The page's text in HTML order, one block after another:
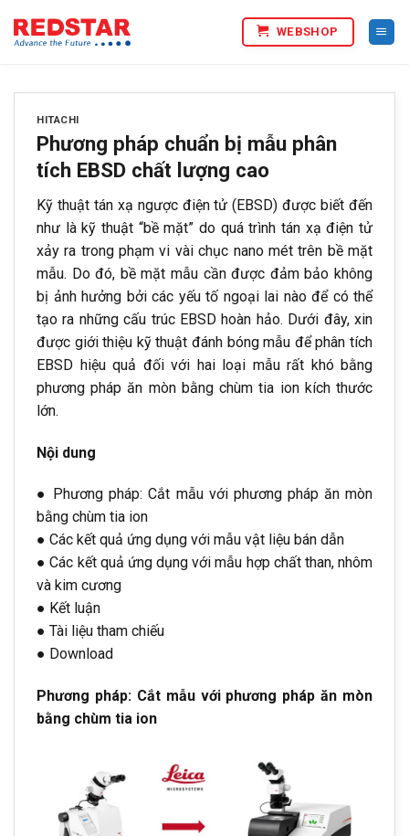
qua
WEBSHOP
HITACHI
Phương pháp chuẩn bị mẫu phân
tích EBSD chất lượng cao
Kỹ thuật tán xạ ngược điện tử (EBSD) được biết đến
như là kỹ thuật “bề mặt” do quá trình tán xạ điện tử
xảy ra trong phạm vi vài chục nano mét trên bề mặt
mẫu. Do đó, bề mặt mẫu cần được đảm bảo không
bị ảnh hưởng bởi các yếu tố ngoại lai nào để có thể
tạo ra những cấu trúc EBSD hoàn hảo. Dưới đây, xin
được giới thiệu kỹ thuật đánh bóng mẫu để phân tích
EBSD hiệu quả đối với hai loại mẫu rất khó bằng
phương pháp ăn mòn bằng chùm tia ion kích thước
lớn.
Nội dung
● Phương pháp: Cắt mẫu với phương pháp ăn mòn
bằng chùm tia ion
● Các kết quả ứng dụng với mẫu vật liệu bán dẫn
● Các kết quả ứng dụng với mẫu hợp chất than, nhôm
và kim cương
● Kết luận
● Tài liệu tham chiếu
● Download
Phương pháp: Cắt mẫu với phương pháp ăn mòn
bằng chùm tia ion